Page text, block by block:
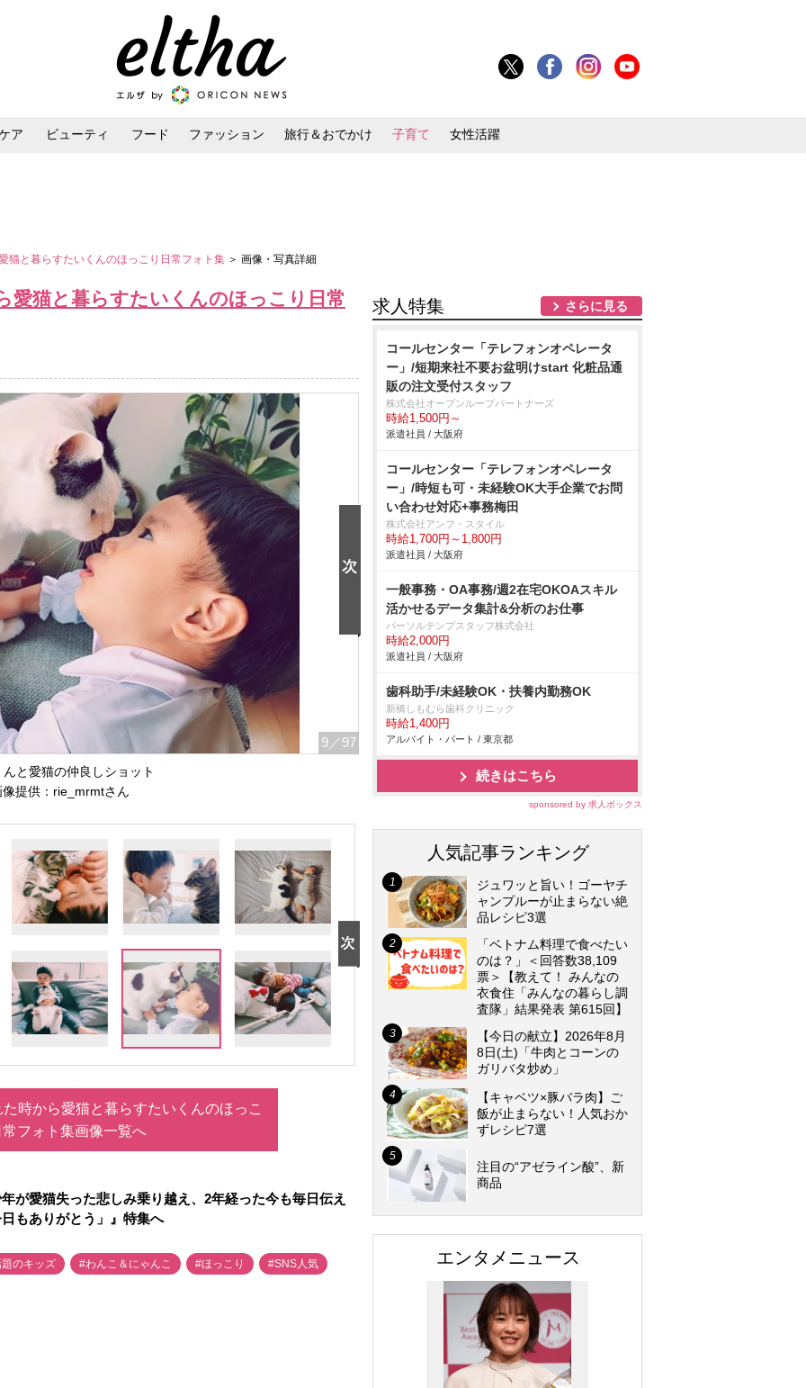
ア ビューティ フード ファッション 旅行＆おでかけ 子育て 女性活躍
猫と暮らすたいくんのほっこり日常フォト集 ＞ 画像・写真詳細
猫と暮らすたいくんのほっこり日常
9 ／97
と愛猫の仲良しショット
像提供：rie_mrmtさん
時から愛猫と暮らすたいくんのほっこ
フォト集画像一覧へ
が愛猫失った悲しみ乗り越え、2年経った今も毎日伝え
もありがとう」』特集へ
のキッズ #わんこ＆にゃんこ #ほっこり #SNS人気
求人特集 さらに見る
コールセンター「テレフォンオペレータ
ー」/短期来社不要お盆明けstart 化粧品通
販の注文受付スタッフ
株式会社オープンループパートナーズ
時給1,500円～
派遣社員 / 大阪府
コールセンター「テレフォンオペレータ
ー」/時短も可・未経験OK大手企業でお問
い合わせ対応+事務梅田
株式会社アンフ・スタイル
時給1,700円～1,800円
派遣社員 / 大阪府
一般事務・OA事務/週2在宅OKOAスキル
活かせるデータ集計&分析のお仕事
パーソルテンプスタッフ株式会社
時給2,000円
派遣社員 / 大阪府
歯科助手/未経験OK・扶養内勤務OK
新橋しもむら歯科クリニック
時給1,400円
アルバイト・パート / 東京都
続きはこちら
sponsored by 求人ボックス
人気記事ランキング
ジュワッと旨い！ゴーヤチ
ャンプルーが止まらない絶
品レシピ3選
「ベトナム料理で食べたい
のは？」＜回答数38,109
票＞【教えて！ みんなの
衣食住「みんなの暮らし調
査隊」結果発表 第615回】
【今日の献立】2026年8月
8日(土)「牛肉とコーンの
ガリバタ炒め」
【キャベツ×豚バラ肉】ご
飯が止まらない！人気おか
ずレシピ7選
注目の“アゼライン酸”、新
商品
エンタメニュース